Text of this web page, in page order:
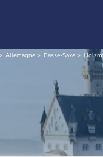
Allemagne Basse-Saxe